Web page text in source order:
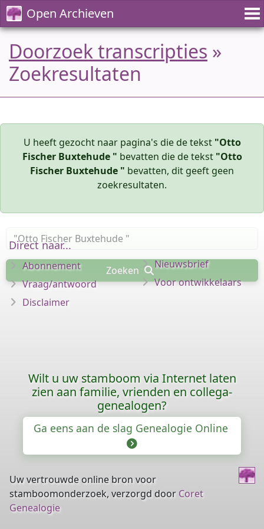
Open Archieven
Doorzoek transcripties »
Zoekresultaten
U heeft gezocht naar pagina's die de tekst "Otto
Fischer Buxtehude " bevatten die de tekst "Otto
Fischer Buxtehude " bevatten, dit geeft geen
zoekresultaten.
Zoeken
Direct naar...
Abonnement
Vraag/antwoord
Disclaimer
Nieuwsbrief
Voor ontwikkelaars
Wilt u uw stamboom via Internet laten
zien aan familie, vrienden en collega-
genealogen?
Ga eens aan de slag Genealogie Online
Uw vertrouwde online bron voor
stamboomonderzoek, verzorgd door Coret
Genealogie